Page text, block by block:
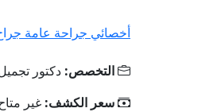
أخصائي جراحة عامة
التخصص: دكتور
سعر الكشف: غير